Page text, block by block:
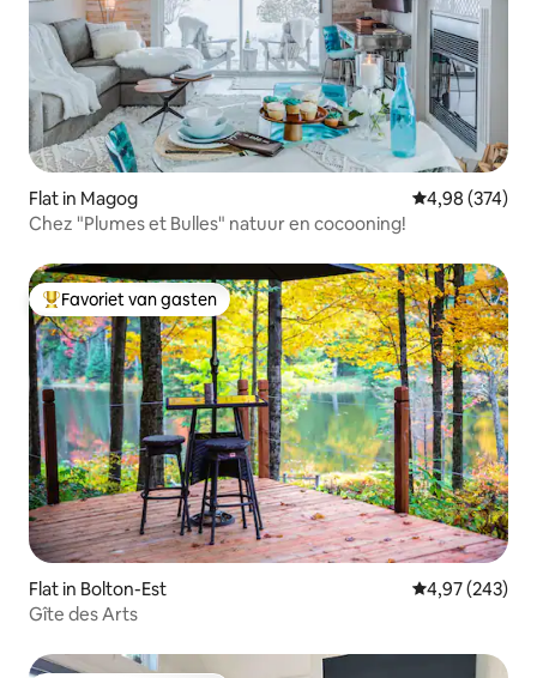
Flat in Magog Gemiddelde
4,98 (374)
Chez "Plumes et Bulles" natuur en cocooning!
Topfavoriet van gasten
Favoriet van gasten
Flat in Bolton-Est Gemiddelde
4,97 (243)
Gîte des Arts